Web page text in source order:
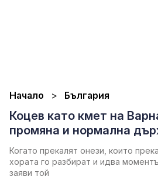
Начало България
Коцев като кмет на
промяна и нормална
Когато прекалят онези, които
хората го разбират и идва
заяви той